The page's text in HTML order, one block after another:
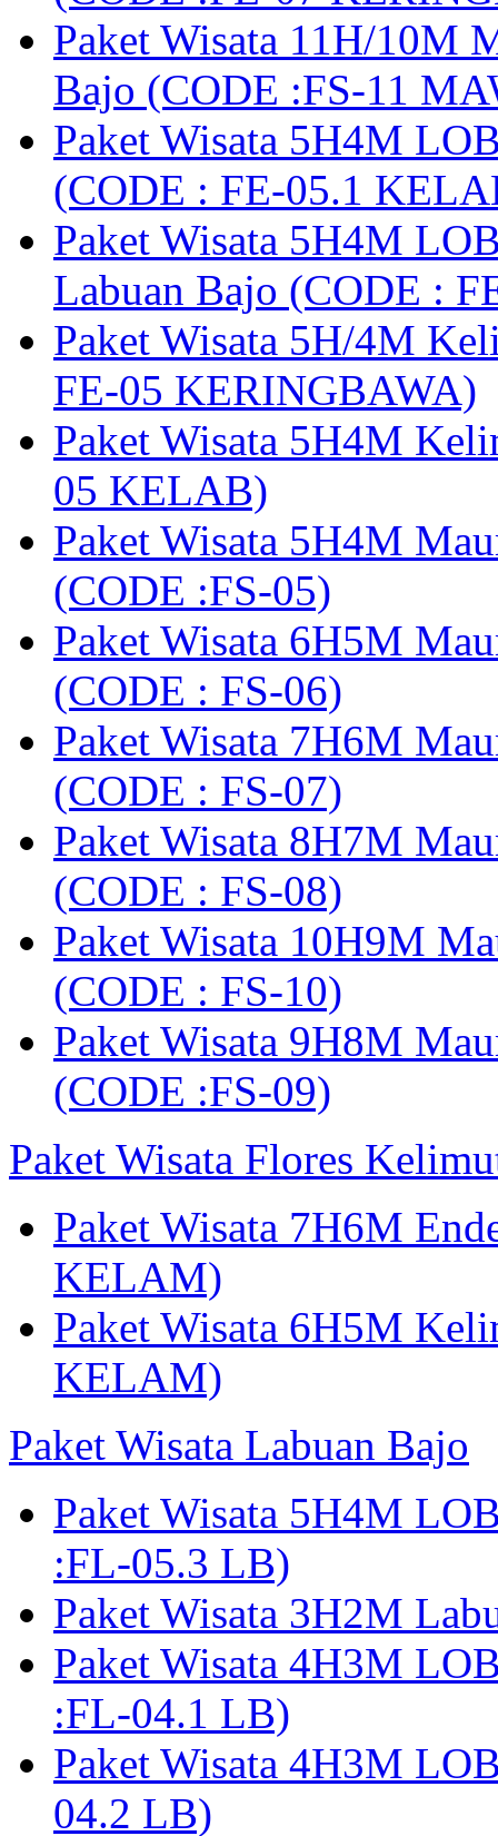
Paket Wisata 11H/10M
Bajo (CODE :FS-11
Paket Wisata 5H4M
(CODE : FE-05.1
Paket Wisata 5H4M
Labuan Bajo (CODE :
Paket Wisata 5H/4M
FE-05 KERINGBAWA)
Paket Wisata 5H4M
05 KELAB)
Paket Wisata 5H4M
(CODE :FS-05)
Paket Wisata 6H5M
(CODE : FS-06)
Paket Wisata 7H6M
(CODE : FS-07)
Paket Wisata 8H7M
(CODE : FS-08)
Paket Wisata 10H9M
(CODE : FS-10)
Paket Wisata 9H8M
(CODE :FS-09)
Paket Wisata Flores
Paket Wisata 7H6M
KELAM)
Paket Wisata 6H5M
KELAM)
Paket Wisata Labuan Bajo
Paket Wisata 5H4M
:FL-05.3 LB)
Paket Wisata 3H2M
Paket Wisata 4H3M
:FL-04.1 LB)
Paket Wisata 4H3M
04.2 LB)